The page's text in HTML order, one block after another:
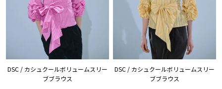
DSC / カシュクールボリュームスリー
ブブラウス
DSC / カシュクールボリュームスリー
ブブラウス